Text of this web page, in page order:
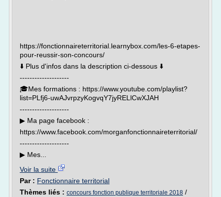
https://fonctionnaireterritorial.learnybox.com/les-6-etapes-
pour-reussir-son-concours/
⬇️ Plus d'infos dans la description ci-dessous ⬇️
--------------------
🎓Mes formations : https://www.youtube.com/playlist?
list=PLfj6-uwAJvrpzyKogvqY7jyRELlCwXJAH
--------------------
▶︎ Ma page facebook :
https://www.facebook.com/morganfonctionnaireterritorial/
--------------------
▶︎ Mes...
Voir la suite
Par : Fonctionnaire territorial
Thèmes liés : concours fonction publique territoriale 2018 /